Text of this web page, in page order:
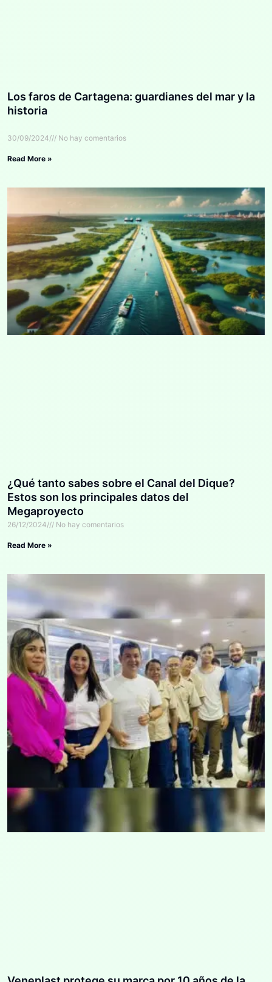
Los faros de Cartagena: guardianes del mar y la
historia
30/09/2024 No hay comentarios
Read More »
¿Qué tanto sabes sobre el Canal del Dique?
Estos son los principales datos del
Megaproyecto
26/12/2024 No hay comentarios
Read More »